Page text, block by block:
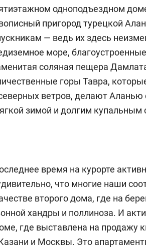
одноподъездном
пригород турецкой
— ведь их здесь
море,
соляная пещера
горы Тавра,
ветров, делают
зимой и долгим купальным
время на курорте
что многие наши
второго дома, где на
хандры и поллиноза. И
где выставлена на продажу
и Москвы. Это